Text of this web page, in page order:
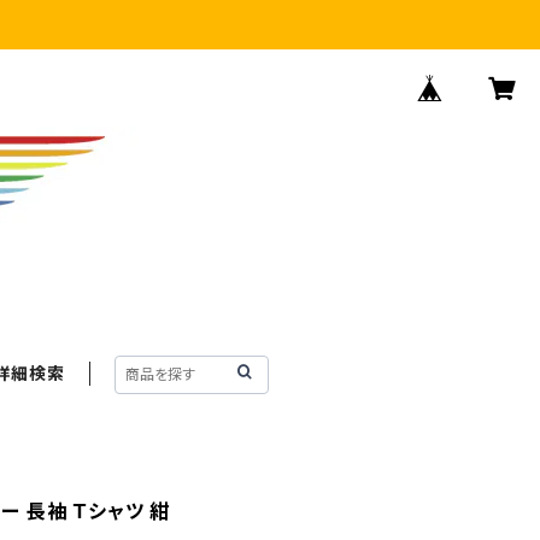
細検索
長袖 Ｔシャツ 紺